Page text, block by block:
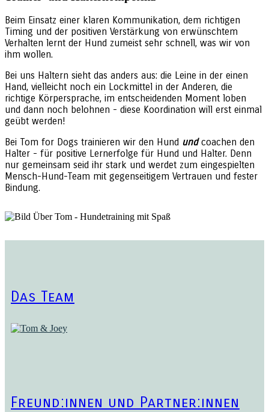
Beim Einsatz einer klaren Kommunikation, dem richtigen
Timing und der positiven Verstärkung von erwünschtem
Verhalten lernt der Hund zumeist sehr schnell, was wir von
ihm wollen.
Bei uns Haltern sieht das anders aus: die Leine in der einen
Hand, vielleicht noch ein Lockmittel in der Anderen, die
richtige Körpersprache, im entscheidenden Moment loben
und dann noch belohnen - diese Koordination will erst einmal
geübt werden!
Bei Tom for Dogs trainieren wir den Hund undcoachen den
Halter - für positive Lernerfolge für Hund und Halter. Denn
nur gemeinsam seid ihr stark und werdet zum eingespielten
Mensch-Hund-Team mit gegenseitigem Vertrauen und fester
Bindung.
Das Team
Freund:innen und Partner:innen